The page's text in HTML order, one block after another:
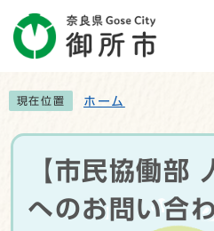
現在位置 ホーム
【市民協働部
へのお問い合